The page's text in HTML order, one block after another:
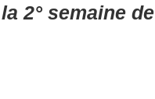
2° semaine de